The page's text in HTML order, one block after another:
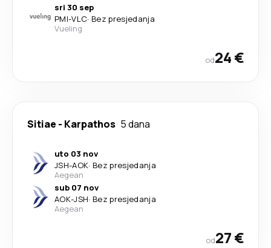
sri 30 sep
PMI-VLC· Bez presjedanja
Vueling
od24 €
Sitiae - Karpathos 5 dana
uto 03 nov
JSH-AOK· Bez presjedanja
Aegean
sub 07 nov
AOK-JSH· Bez presjedanja
Aegean
od27 €